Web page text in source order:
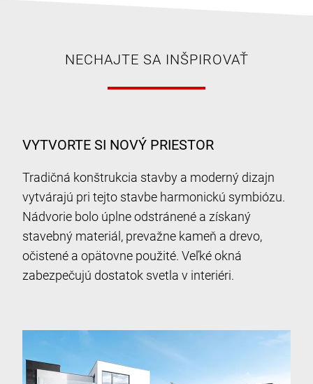
NECHAJTE SA INŠPIROVAŤ
VYTVORTE SI NOVÝ PRIESTOR
Tradičná konštrukcia stavby a moderný dizajn
vytvárajú pri tejto stavbe harmonickú symbiózu.
Nádvorie bolo úplne odstránené a získaný
stavebný materiál, prevažne kameň a drevo,
očistené a opätovne použité. Veľké okná
zabezpečujú dostatok svetla v interiéri.